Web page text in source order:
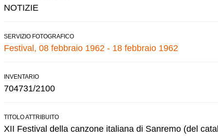
NOTIZIE
SERVIZIO FOTOGRAFICO
Festival, 08 febbraio 1962 - 18 febbraio 1962
INVENTARIO
704731/2100
TITOLO ATTRIBUITO
XII Festival della canzone italiana di Sanremo (del